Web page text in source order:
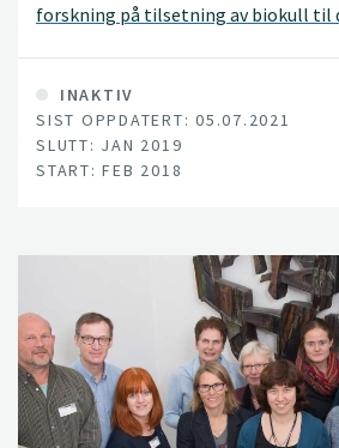
forskning på tilsetning av biokull til
INAKTIV
SIST OPPDATERT: 05.07.2021
SLUTT: JAN 2019
START: FEB 2018